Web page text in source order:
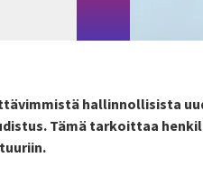
hallinnollisista
Tämä tarkoittaa